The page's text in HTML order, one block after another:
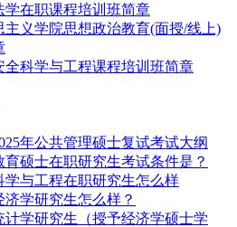
学在职课程培训班简章
主义学院思想政治教育(面授/线上)
全科学与工程课程培训班简章
年公共管理硕士复试考试大纲
硕士在职研究生考试条件是？
学与工程在职研究生怎么样
济学研究生怎么样？
计学研究生（授予经济学硕士学